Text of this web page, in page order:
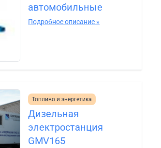
автомобильные
Подробное описание »
Топливо и энергетика
Дизельная
электростанция
GMV165